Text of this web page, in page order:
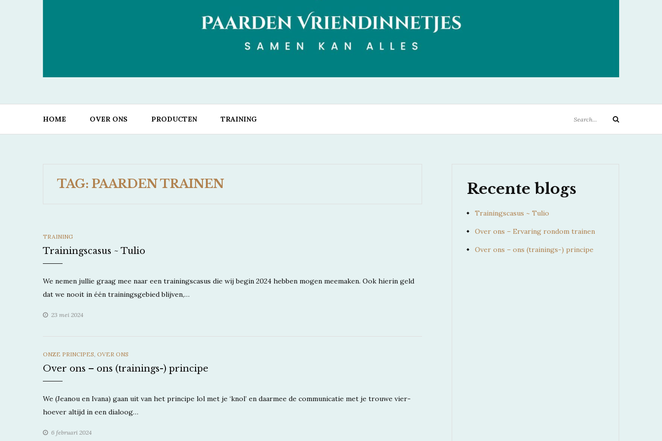
PAARDEN VRIENDINNETJES
HOME OVER ONS PRODUCTEN TRAINING
for:
Search
TAG: PAARDEN TRAINEN
CATEGORIES
TRAINING
Trainingscasus ~ Tulio
We nemen jullie graag mee naar een trainingscasus die wij begin 2024 hebben mogen meemaken. Ook hierin geld
dat we nooit in één trainingsgebied blijven,…
23 mei 2024
CATEGORIES
ONZE PRINCIPES, OVER ONS
Over ons – ons (trainings-) principe
We (Jeanou en Ivana) gaan uit van het principe lol met je ‘knol’ en daarmee de communicatie met je trouwe vier-
hoever altijd in een dialoog…
6 februari 2024
Recente blogs
Trainingscasus ~ Tulio
Over ons – Ervaring rondom trainen
Over ons – ons (trainings-) principe